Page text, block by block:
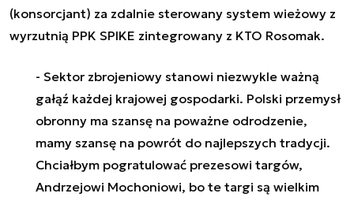
(konsorcjant) za zdalnie sterowany system wieżowy z
wyrzutnią PPK SPIKE zintegrowany z KTO Rosomak.
- Sektor zbrojeniowy stanowi niezwykle ważną
gałąź każdej krajowej gospodarki. Polski przemysł
obronny ma szansę na poważne odrodzenie,
mamy szansę na powrót do najlepszych tradycji.
Chciałbym pogratulować prezesowi targów,
Andrzejowi Mochoniowi, bo te targi są wielkim